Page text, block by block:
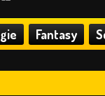
Fantasy